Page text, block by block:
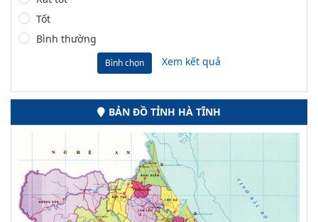
Tốt
Bình thường
Bình chọn Xem kết quả
BẢN ĐỒ TỈNH HÀ TĨNH